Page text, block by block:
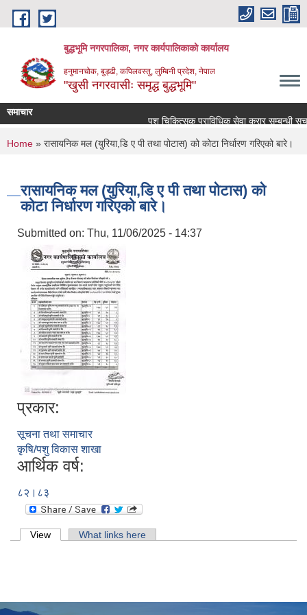
Skip to main content
बुद्धभूमि नगरपालिका, नगर कार्यपालिकाको कार्यालय
हनुमानचोक, बुड्ढी, कपिलवस्तु, लुम्बिनी प्रदेश, नेपाल
"खुसी नगरवासीः समृद्ध बुद्धभूमि"
समाचार
पशु चिकित्सक प्राविधिक सेवा करार सम्बन्धी
You are here
Home » रासायनिक मल (युरिया,डि ए पी तथा पोटास) को कोटा निर्धारण गरिएको बारे।
रासायनिक मल (युरिया,डि ए पी तथा पोटास) को
कोटा निर्धारण गरिएको बारे।
Submitted on: Thu, 11/06/2025 - 14:37
प्रकार:
सूचना तथा समाचार
कृषि/पशु विकास शाखा
आर्थिक वर्ष:
८२।८३
Primary tabs
View (active tab)What links here